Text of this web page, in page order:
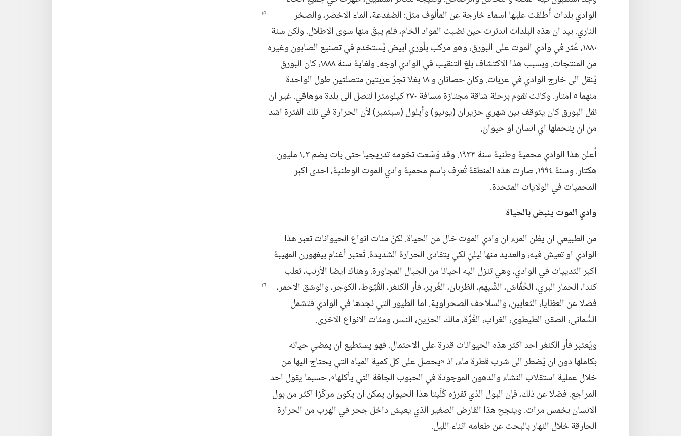
الوادي بلدات أُطلقت عليها اسماء خارجة عنالمألوف مثل:‏ الضفدعة،‏ الماء الاخضر،‏ والصخر
الناري.‏ بيد ان هذه البلدات اندثرت حين نضبت المواد الخام،‏ فلم يبقَ منها سوى الاطلال.‏ ولكن سنة
١٨٨٠،‏ عُثر في وادي الموت على البورق،‏ وهو مركب بلّوري ابيض يُستخدم في تصنيع الصابون وغيره
من المنتجات.‏ وبسبب هذا الاكتشاف بلغ التنقيب في الوادي اوجه.‏ ولغاية سنة ١٨٨٨،‏ كان البورق
يُنقل الى خارج الوادي في عربات.‏ وكان حصانان و ١٨ بغلا تجرّ عربتين متصلتين طول الواحدة
منهما ٥ امتار.‏ وكانت تقوم برحلة شاقة مجتازة مسافة ٢٧٠ كيلومترا لتصل الى بلدة موهاڤي.‏ غير ان
نقل البورق كان يتوقف بين شهري حزيران (‏يونيو)‏ وأيلول (‏سبتمبر)‏ لأن الحرارة في تلك الفترة اشد
من ان يتحملها اي انسان او حيوان.‏
أُعلن هذا الوادي محمية وطنية سنة ١٩٣٣.‏ وقد وُسّعت تخومه تدريجيا حتى بات يضم ٣‏,١ مليون
هكتار.‏ وسنة ١٩٩٤،‏ صارت هذه المنطقة تُعرف باسم محمية وادي الموت الوطنية،‏ احدى اكبر
المحميات في الولايات المتحدة.‏
وادي الموت ينبض بالحياة
من الطبيعي ان يظن المرء ان وادي الموت خال من الحياة.‏ لكنّ مئات انواع الحيوانات تعبر هذا
الوادي او تعيش فيه،‏ والعديد منها ليليّ لكي يتفادى الحرارة الشديدة.‏ تُعتبر أغنام بيغهورن المهيبة
اكبر الثدييات في الوادي،‏ وهي تنزل اليه احيانا من الجبال المجاورة.‏ وهناك ايضا الأرنب،‏ ثعلب
كندا،‏ الحمار البري،‏ الخُفَّاش،‏ الشَّيهم،‏ الظربان،‏ الغُرير،‏ فأر الكنغر،‏القُيّوط،‏ الكوجر،‏ والوشق الاحمر،‏
فضلا عن العظايا،‏ الثعابين،‏ والسلاحف الصحراوية.‏ اما الطيور التي نجدها في الوادي فتشمل
السُّمانى،‏ الصقر،‏ الطيطوى،‏ الغراب،‏ الغُرَّة،‏ مالك الحزين،‏ النسر،‏ ومئات الانواع الاخرى.‏
ويُعتبر فأر الكنغر احد اكثر هذه الحيوانات قدرة على الاحتمال.‏ فهو يستطيع ان يمضي حياته
بكاملها دون ان يُضطر الى شرب قطرة ماء،‏ اذ «يحصل على كل كمية المياه التي يحتاج اليها من
خلال عملية استقلاب النشاء والدهون الموجودة في الحبوب الجافة التي يأكلها»،‏ حسبما يقول احد
المراجع.‏ فضلا عن ذلك،‏ فإن البول الذي تفرزه كُلْيتا هذا الحيوان يمكن ان يكون مركّزا اكثر من بول
الانسان بخمس مرات.‏ وينجح هذا القارض الصغير الذي يعيش داخل جحر في الهرب من الحرارة
الحارقة خلال النهار بالبحث عن طعامه اثناء الليل.‏